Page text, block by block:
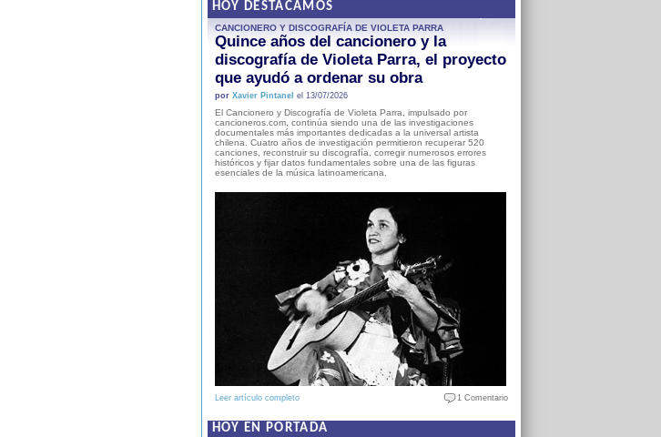
HOY DESTACAMOS
CANCIONERO Y DISCOGRAFÍA DE VIOLETA PARRA
Quince años del cancionero y la
discografía de Violeta Parra, el proyecto
que ayudó a ordenar su obra
por Xavier Pintanel el 13/07/2026
El Cancionero y Discografía de Violeta Parra, impulsado por
cancioneros.com, continúa siendo una de las investigaciones
documentales más importantes dedicadas a la universal artista
chilena. Cuatro años de investigación permitieron recuperar 520
canciones, reconstruir su discografía, corregir numerosos errores
históricos y fijar datos fundamentales sobre una de las figuras
esenciales de la música latinoamericana.
Leer artículo completo 1 Comentario
HOY EN PORTADA